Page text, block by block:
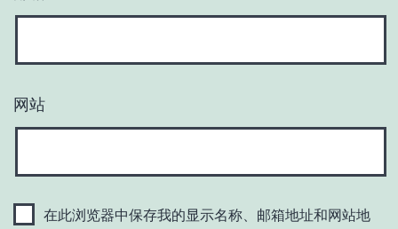
网站
在此浏览器中保存我的显示名称、邮箱地址和网站地